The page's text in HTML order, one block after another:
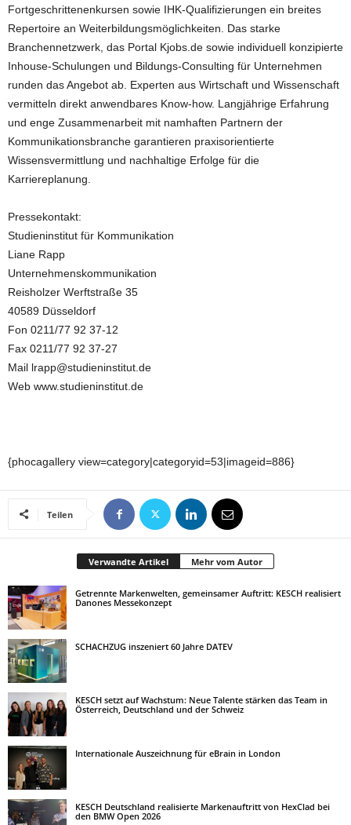
Fortgeschrittenenkursen sowie IHK-Qualifizierungen ein breites
Repertoire an Weiterbildungsmöglichkeiten. Das starke
Branchennetzwerk, das Portal Kjobs.de sowie individuell konzipierte
Inhouse-Schulungen und Bildungs-Consulting für Unternehmen
runden das Angebot ab. Experten aus Wirtschaft und Wissenschaft
vermitteln direkt anwendbares Know-how. Langjährige Erfahrung
und enge Zusammenarbeit mit namhaften Partnern der
Kommunikationsbranche garantieren praxisorientierte
Wissensvermittlung und nachhaltige Erfolge für die
Karriereplanung.
Pressekontakt:
Studieninstitut für Kommunikation
Liane Rapp
Unternehmenskommunikation
Reisholzer Werftstraße 35
40589 Düsseldorf
Fon 0211/77 92 37-12
Fax 0211/77 92 37-27
Mail lrapp@studieninstitut.de
Web www.studieninstitut.de
{phocagallery view=category|categoryid=53|imageid=886}
Teilen
Verwandte Artikel Mehr vom Autor
Getrennte Markenwelten, gemeinsamer Auftritt: KESCH realisiert
Danones Messekonzept
SCHACHZUG inszeniert 60 Jahre DATEV
KESCH setzt auf Wachstum: Neue Talente stärken das Team in
Österreich, Deutschland und der Schweiz
Internationale Auszeichnung für eBrain in London
KESCH Deutschland realisierte Markenauftritt von HexClad bei
den BMW Open 2026